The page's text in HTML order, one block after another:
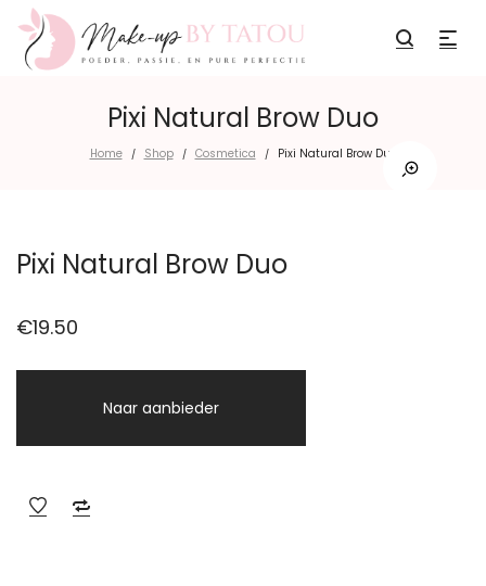
Pixi Natural Brow Duo
Home / Shop / Cosmetica / Pixi Natural Brow Duo
Pixi Natural Brow Duo
€19.50
Naar aanbieder